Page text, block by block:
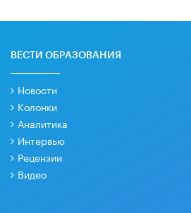
ВЕСТИ ОБРАЗОВАНИЯ
Новости
Колонки
Аналитика
Интервью
Рецензии
Видео